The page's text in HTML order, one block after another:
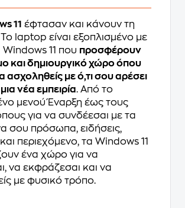
11 έφτασαν και κάνουν τη
laptop είναι εξοπλισμένο με
Windows 11 που προσφέρουν
και δημιουργικό χώρο όπου
ασχοληθείς με ό,τι σου αρέσει
νέα εμπειρία. Από το
μενού Έναρξη έως τους
για να συνδέεσαι με τα
σου πρόσωπα, ειδήσεις,
και περιεχόμενο, τα Windows 11
ένα χώρο για να
να εκφράζεσαι και να
με φυσικό τρόπο.